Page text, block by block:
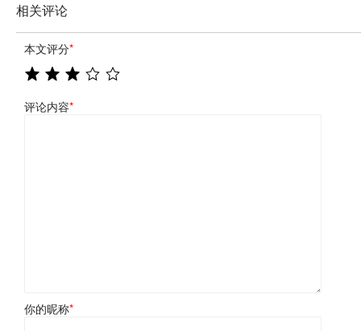
相关评论
本文评分*
评论内容*
你的昵称*